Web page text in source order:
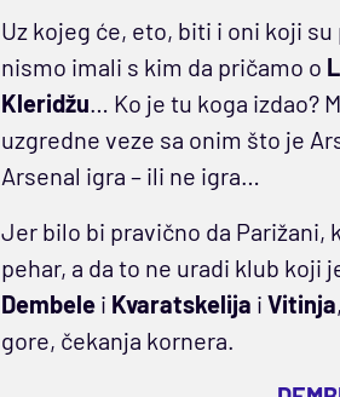
Uz kojeg će, eto, biti i oni koji
nismo imali s kim da pričamo o
Kleridžu… Ko je tu koga izdao?
uzgredne veze sa onim što je
Arsenal igra – ili ne igra…
Jer bilo bi pravično da Parižani,
pehar, a da to ne uradi klub koji
Dembelei Kvaratskelija i Vitinja
gore, čekanja kornera.